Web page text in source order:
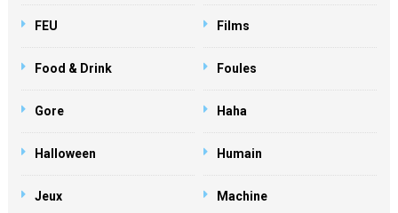
FEU Films
Food & Drink Foules
Gore Haha
Halloween Humain
Jeux Machine